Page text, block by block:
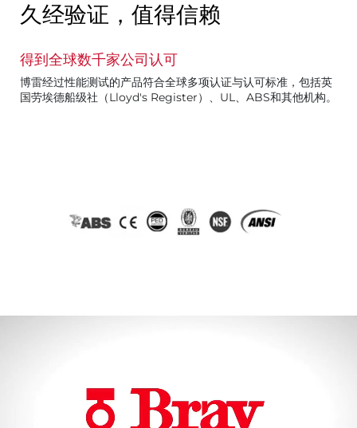
久经验证，值得信赖
得到全球数千家公司认可
博雷经过性能测试的产品符合全球多项认证与认可标准，包括英
国劳埃德船级社（Lloyd's Register）、UL、ABS和其他机构。